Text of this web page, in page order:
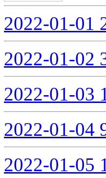
2022-01-01
2022-01-02
2022-01-03
2022-01-04
2022-01-05